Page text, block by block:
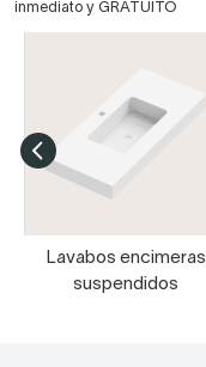
inmediato y GRATUITO
Lavabos encimeras
suspendidos